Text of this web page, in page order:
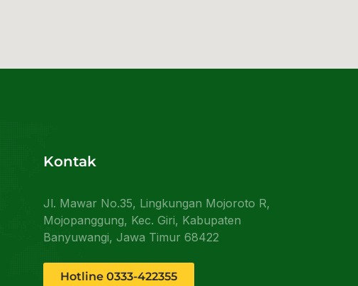
Kontak
Jl. Mawar No.35, Lingkungan Mojoroto R,
Mojopanggung, Kec. Giri, Kabupaten
Banyuwangi, Jawa Timur 68422
Hotline 0333-422355